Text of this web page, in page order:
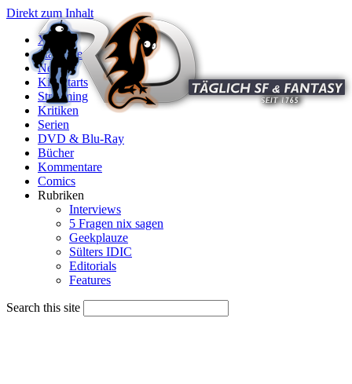
Direkt zum Inhalt
X
Startseite
News
Kinostarts
Streaming
Kritiken
Serien
DVD & Blu-Ray
Bücher
Kommentare
Comics
Rubriken
Interviews
5 Fragen nix sagen
Geekplauze
Sülters IDIC
Editorials
Features
Search this site